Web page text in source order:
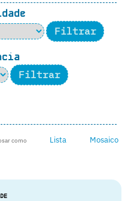
como Lista Mosaico